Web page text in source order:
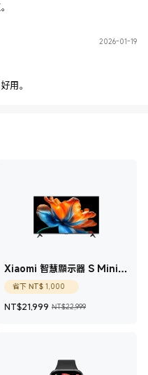
2026-01-19
用。
Xiaomi 智慧顯示器 S Mini
LED 2026 65型
省下 NT$ 1,000 現價 NT$1,000
NT$21,999 現價 NT$21,999
NT$22,999銷售價格